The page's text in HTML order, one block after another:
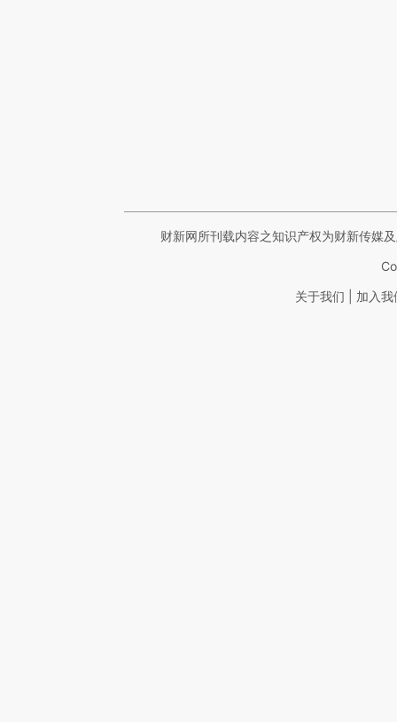
财新网所刊载内容之知识产权为财新传媒
关于我们 加入我